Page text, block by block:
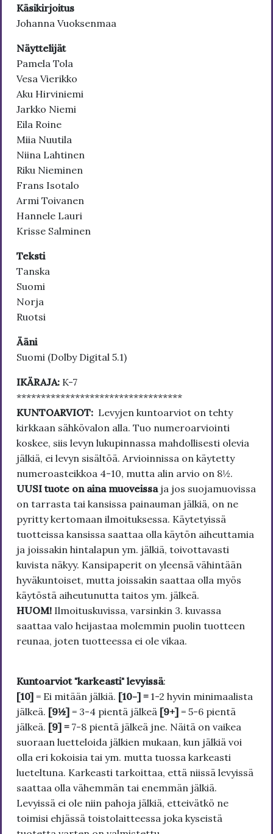
Käsikirjoitus
Johanna Vuoksenmaa
Näyttelijät
Pamela Tola
Vesa Vierikko
Aku Hirviniemi
Jarkko Niemi
Eila Roine
Miia Nuutila
Niina Lahtinen
Riku Nieminen
Frans Isotalo
Armi Toivanen
Hannele Lauri
Krisse Salminen
Teksti
Tanska
Suomi
Norja
Ruotsi
Ääni
Suomi (Dolby Digital 5.1)
IKÄRAJA: K-7
**********************************
KUNTOARVIOT: Levyjen kuntoarviot on tehty
kirkkaan sähkövalon alla. Tuo numeroarviointi
koskee, siis levyn lukupinnassa mahdollisesti olevia
jälkiä, ei levyn sisältöä. Arvioinnissa on käytetty
numeroasteikkoa 4-10, mutta alin arvio on 8½.
UUSI tuote on aina muoveissa ja jos suojamuovissa
on tarrasta tai kansissa painauman jälkiä, on ne
pyritty kertomaan ilmoituksessa. Käytetyissä
tuotteissa kansissa saattaa olla käytön aiheuttamia
ja joissakin hintalapun ym. jälkiä, toivottavasti
kuvista näkyy. Kansipaperit on yleensä vähintään
hyväkuntoiset, mutta joissakin saattaa olla myös
käytöstä aiheutunutta taitos ym. jälkeä.
HUOM! Ilmoituskuvissa, varsinkin 3. kuvassa
saattaa valo heijastaa molemmin puolin tuotteen
reunaa, joten tuotteessa ei ole vikaa.
Kuntoarviot "karkeasti" levyissä:
[10] = Ei mitään jälkiä. [10-] = 1-2 hyvin minimaalista
jälkeä. [9½] = 3-4 pientä jälkeä [9+] = 5-6 pientä
jälkeä. [9] = 7-8 pientä jälkeä jne. Näitä on vaikea
suoraan luetteloida jälkien mukaan, kun jälkiä voi
olla eri kokoisia tai ym. mutta tuossa karkeasti
lueteltuna. Karkeasti tarkoittaa, että niissä levyissä
saattaa olla vähemmän tai enemmän jälkiä.
Levyissä ei ole niin pahoja jälkiä, etteivätkö ne
toimisi ehjässä toistolaitteessa joka kyseistä